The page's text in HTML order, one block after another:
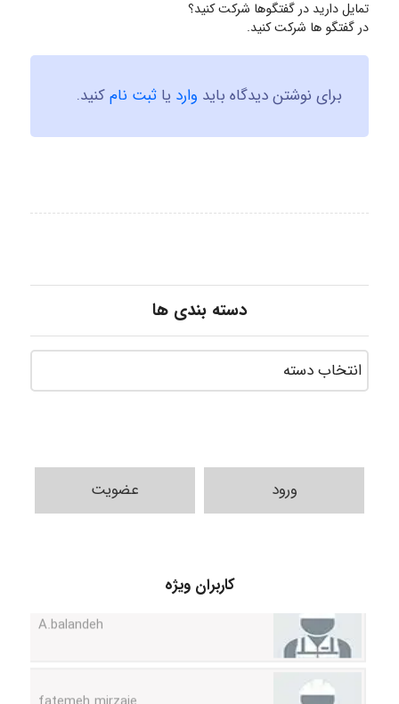
تمایل دارید در گفتگوها شرکت کنید؟
در گفتگو ها شرکت کنید.
برای نوشتن دیدگاه باید وارد یا ثبت نامکنید.
دسته بندی ها
ورود عضویت
کاربران ویژه